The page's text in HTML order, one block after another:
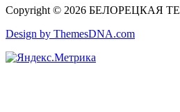
Copyright © 2026 БЕЛОРЕЦКАЯ
Design by ThemesDNA.com